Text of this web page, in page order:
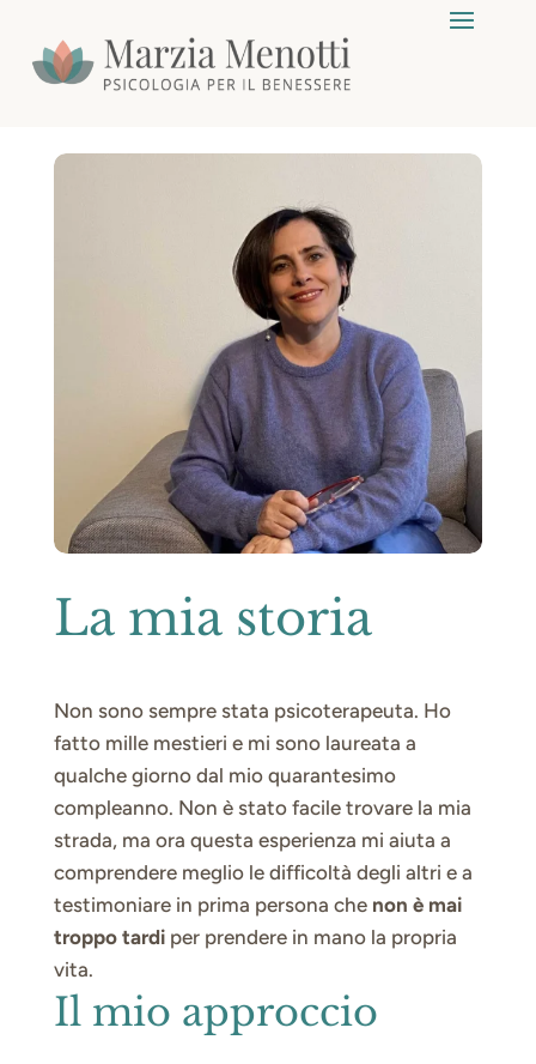
La mia storia
Non sono sempre stata psicoterapeuta. Ho
fatto mille mestieri e mi sono laureata a
qualche giorno dal mio quarantesimo
compleanno. Non è stato facile trovare la mia
strada, ma ora questa esperienza mi aiuta a
comprendere meglio le difficoltà degli altri e a
testimoniare in prima persona che non è mai
troppo tardiper prendere in mano la propria
vita.
Il mio approccio